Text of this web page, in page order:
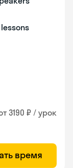
3190 ₽ / урок
время